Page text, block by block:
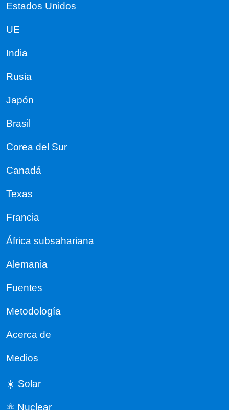
Estados Unidos
UE
India
Rusia
Japón
Brasil
Corea del Sur
Canadá
Texas
Francia
África subsahariana
Alemania
Fuentes
Metodología
Acerca de
Medios
☀️ Solar
⚛️ Nuclear